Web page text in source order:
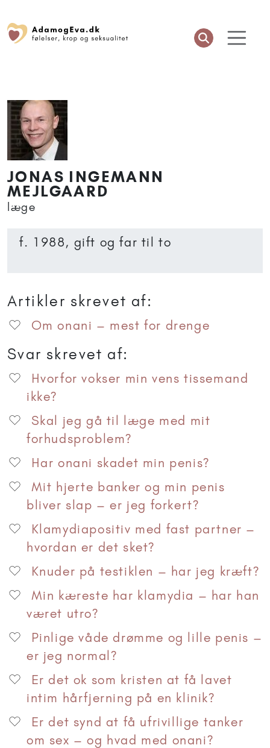
JONAS INGEMANN
MEJLGAARD
læge
f. 1988, gift og far til to
Artikler skrevet af:
Om onani – mest for drenge
Svar skrevet af:
Hvorfor vokser min vens tissemand
ikke?
Skal jeg gå til læge med mit
forhudsproblem?
Har onani skadet min penis?
Mit hjerte banker og min penis
bliver slap – er jeg forkert?
Klamydiapositiv med fast partner –
hvordan er det sket?
Knuder på testiklen – har jeg kræft?
Min kæreste har klamydia – har han
været utro?
Pinlige våde drømme og lille penis –
er jeg normal?
Er det ok som kristen at få lavet
intim hårfjerning på en klinik?
Er det synd at få ufrivillige tanker
om sex – og hvad med onani?